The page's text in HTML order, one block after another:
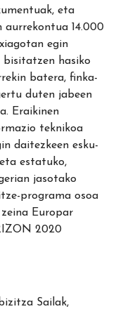
eta
aurrekontua 14.000
egin
bisitatzen hasiko
batera, finka-
duten jabeen
Eraikinen
teknikoa
daitezkeen esku-
estatuko,
jasotako
programa osoa
Europar
2020
Sailak,